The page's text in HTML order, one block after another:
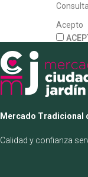
Consulta
Acepto
Mercado Tradicional
Calidad y confianza